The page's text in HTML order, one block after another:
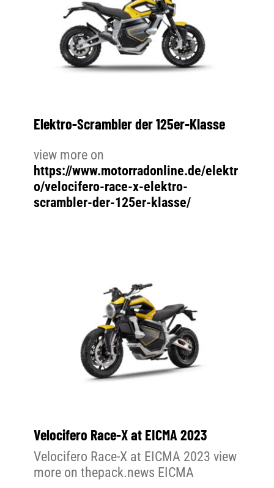
Elektro-Scrambler der 125er-Klasse
view more on
https://www.motorradonline.de/elektr
o/velocifero-race-x-elektro-
scrambler-der-125er-klasse/
Velocifero Race-X at EICMA 2023
Velocifero Race-X at EICMA 2023 view
more on thepack.news EICMA